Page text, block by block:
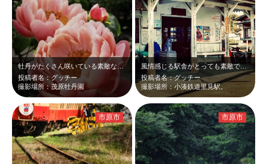
牡丹がたくさん咲いている素敵な場所でした😆
投稿者名：グッチー
撮影場所：茂原牡丹園
風情感じる駅舎がとっても素敵でした😆
投稿者名：グッチー
撮影場所：小湊鉄道里見駅。
市原市 市原市